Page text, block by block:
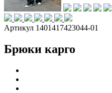
Артикул 1401417423044-01
Брюки карго